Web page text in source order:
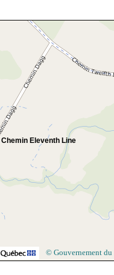
Chemin Eleventh Line
© Gouvernement du